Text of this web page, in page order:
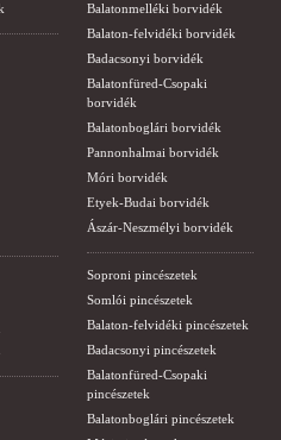
Balatonmelléki borvidék
Balaton-felvidéki borvidék
Badacsonyi borvidék
Balatonfüred-Csopaki
borvidék
Balatonboglári borvidék
Pannonhalmai borvidék
Móri borvidék
Etyek-Budai borvidék
Ászár-Neszmélyi borvidék
Soproni pincészetek
Somlói pincészetek
Balaton-felvidéki pincészetek
Badacsonyi pincészetek
Balatonfüred-Csopaki
pincészetek
Balatonboglári pincészetek